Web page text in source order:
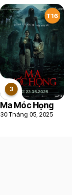
T16
Ma Móc Họng
30 Tháng 05, 2025